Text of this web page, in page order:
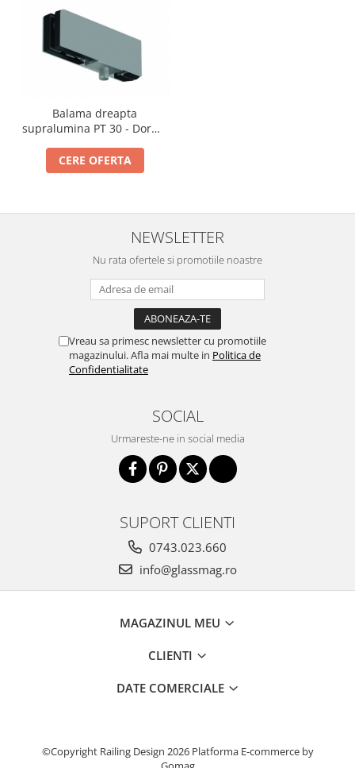
Balama dreapta
supralumina PT 30 - Dorma
CERE OFERTA
NEWSLETTER
Nu rata ofertele si promotiile noastre
Vreau sa primesc newsletter cu promotiile
magazinului. Afla mai multe in Politica de
Confidentialitate
SOCIAL
Urmareste-ne in social media
SUPORT CLIENTI
0743.023.660
info@glassmag.ro
MAGAZINUL MEU
CLIENTI
DATE COMERCIALE
©Copyright Railing Design 2026 Platforma E-commerce by